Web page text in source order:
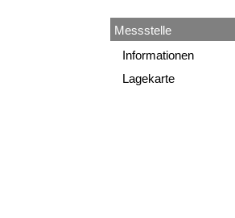
Messstelle
Informationen
Lagekarte